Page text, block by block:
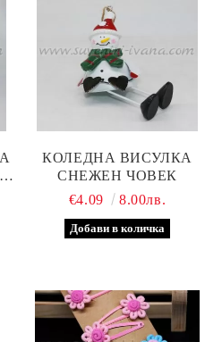
КОЛЕДНА ВИСУЛКА
СНЕЖЕН ЧОВЕК
€4.09
8.00лв.